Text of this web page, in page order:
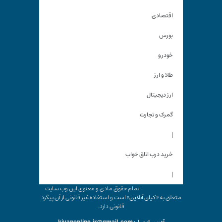
اقتصادی
بورس
خودرو
طلا و ارز
ارز دیجیتال
گمرک و تجارت
|
خرید درب اتاق خواب
|
تمام حقوق مادی و معنوی این وب سایت
متعلق به «کیان آنلاین» است و استفاده غیر قانونی از آن پیگرد
قانونی دارد.